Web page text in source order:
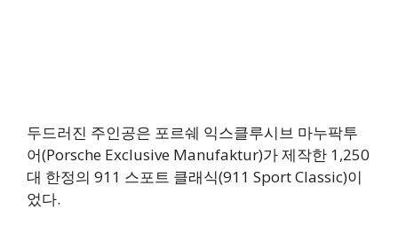
두드러진 주인공은 포르쉐 익스클루시브 마누팍투
어(Porsche Exclusive Manufaktur)가 제작한 1,250
대 한정의 911 스포트 클래식(911 Sport Classic)이
었다.